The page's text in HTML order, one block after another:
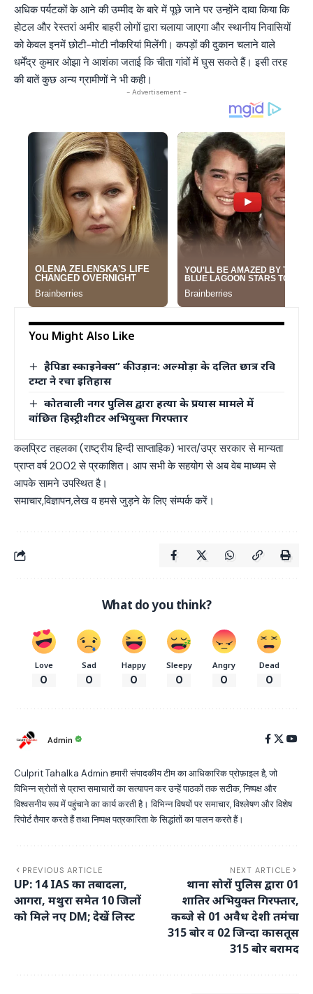
अधिक पर्यटकों के आने की उम्मीद के बारे में पूछे जाने पर उन्होंने दावा किया कि
होटल और रेस्तरां अमीर बाहरी लोगों द्वारा चलाया जाएगा और स्थानीय निवासियों
को केवल इनमें छोटी-मोटी नौकरियां मिलेंगी। कपड़ों की दुकान चलाने वाले
धर्मेंद्र कुमार ओझा ने आशंका जताई कि चीता गांवों में घुस सकते हैं। इसी तरह
की बातें कुछ अन्य ग्रामीणों ने भी कही।
- Advertisement -
You Might Also Like
हैपिडा स्काइनेक्स” की उड़ान: अल्मोड़ा के दलित छात्र रवि
टम्टा ने रचा इतिहास
कोतवाली नगर पुलिस द्वारा हत्या के प्रयास मामले में
वांछित हिस्ट्रीशीटर अभियुक्त गिरफ्तार
कलप्रिट तहलका (राष्ट्रीय हिन्दी साप्ताहिक) भारत/उप्र सरकार से मान्यता
प्राप्त वर्ष 2002 से प्रकाशित। आप सभी के सहयोग से अब वेब माध्यम से
आपके सामने उपस्थित है।
समाचार,विज्ञापन,लेख व हमसे जुड़ने के लिए संम्पर्क करें।
What do you think?
Love
0
Sad
0
Happy
0
Sleepy
0
Angry
0
Dead
0
Admin
Culprit Tahalka Admin हमारी संपादकीय टीम का आधिकारिक प्रोफ़ाइल है, जो
विभिन्न स्रोतों से प्राप्त समाचारों का सत्यापन कर उन्हें पाठकों तक सटीक, निष्पक्ष और
विश्वसनीय रूप में पहुंचाने का कार्य करती है। विभिन्न विषयों पर समाचार, विश्लेषण और विशेष
रिपोर्ट तैयार करते हैं तथा निष्पक्ष पत्रकारिता के सिद्धांतों का पालन करते हैं।
PREVIOUS ARTICLE
UP: 14 IAS का तबादला,
आगरा, मथुरा समेत 10 जिलों
को मिले नए DM; देखें लिस्ट
NEXT ARTICLE
थाना सोरों पुलिस द्वारा 01
शातिर अभियुक्त गिरफ्तार,
कब्जे से 01 अवैध देशी तमंचा
315 बोर व 02 जिन्दा कासतूस
315 बोर बरामद